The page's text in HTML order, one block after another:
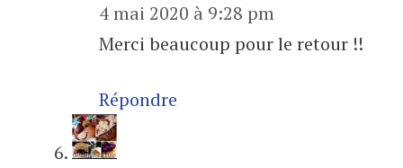
4 mai 2020 à 9:28 pm
Merci beaucoup pour le retour !!
Répondre